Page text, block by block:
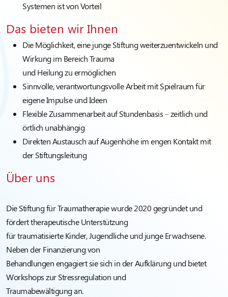
Systemen ist von Vorteil
Das bieten wir Ihnen
Die Möglichkeit, eine junge Stiftung weiterzuentwickeln und
Wirkung im Bereich Trauma
und Heilung zu ermöglichen
Sinnvolle, verantwortungsvolle Arbeit mit Spielraum für
eigene Impulse und Ideen
Flexible Zusammenarbeit auf Stundenbasis – zeitlich und
örtlich unabhängig
Direkten Austausch auf Augenhöhe im engen Kontakt mit
der Stiftungsleitung
Über uns
Die Stiftung für Traumatherapie wurde 2020 gegründet und
fördert therapeutische Unterstützung
für traumatisierte Kinder, Jugendliche und junge Erwachsene.
Neben der Finanzierung von
Behandlungen engagiert sie sich in der Aufklärung und bietet
Workshops zur Stressregulation und
Traumabewältigung an.